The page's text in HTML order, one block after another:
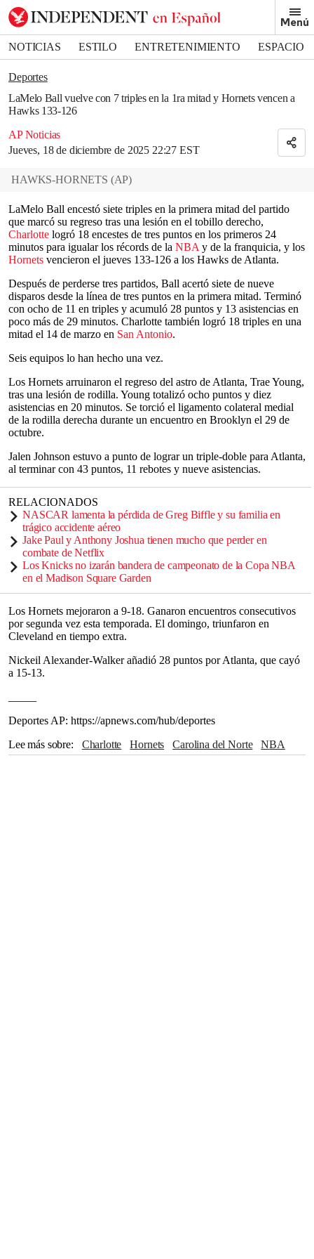
Menú
NOTICIAS ESTILO ENTRETENIMIENTO
ESPACIO
DEPORTES
Deportes
LaMelo Ball vuelve con 7 triples en la 1ra mitad y Hornets vencen a
Hawks 133-126
AP Noticias
Jueves, 18 de diciembre de 2025 22:27 EST
Bookmark popover
Removed from bookmarks
Close popover
HAWKS-HORNETS (AP)
LaMelo Ball encestó siete triples en la primera mitad del partido
que marcó su regreso tras una lesión en el tobillo derecho,
Charlotte logró 18 encestes de tres puntos en los primeros 24
minutos para igualar los récords de la NBA y de la franquicia, y los
Hornets vencieron el jueves 133-126 a los Hawks de Atlanta.
Después de perderse tres partidos, Ball acertó siete de nueve
disparos desde la línea de tres puntos en la primera mitad. Terminó
con ocho de 11 en triples y acumuló 28 puntos y 13 asistencias en
poco más de 29 minutos. Charlotte también logró 18 triples en una
mitad el 14 de marzo en San Antonio.
Seis equipos lo han hecho una vez.
Los Hornets arruinaron el regreso del astro de Atlanta, Trae Young,
tras una lesión de rodilla. Young totalizó ocho puntos y diez
asistencias en 20 minutos. Se torció el ligamento colateral medial
de la rodilla derecha durante un encuentro en Brooklyn el 29 de
octubre.
Jalen Johnson estuvo a punto de lograr un triple-doble para Atlanta,
al terminar con 43 puntos, 11 rebotes y nueve asistencias.
RELACIONADOS
NASCAR lamenta la pérdida de Greg Biffle y su familia en
trágico accidente aéreo
Jake Paul y Anthony Joshua tienen mucho que perder en
combate de Netflix
Los Knicks no izarán bandera de campeonato de la Copa NBA
en el Madison Square Garden
Los Hornets mejoraron a 9-18. Ganaron encuentros consecutivos
por segunda vez esta temporada. El domingo, triunfaron en
Cleveland en tiempo extra.
Nickeil Alexander-Walker añadió 28 puntos por Atlanta, que cayó
a 15-13.
Deportes AP: https://apnews.com/hub/deportes
Lee más sobre
Charlotte Hornets Carolina del Norte
NBA